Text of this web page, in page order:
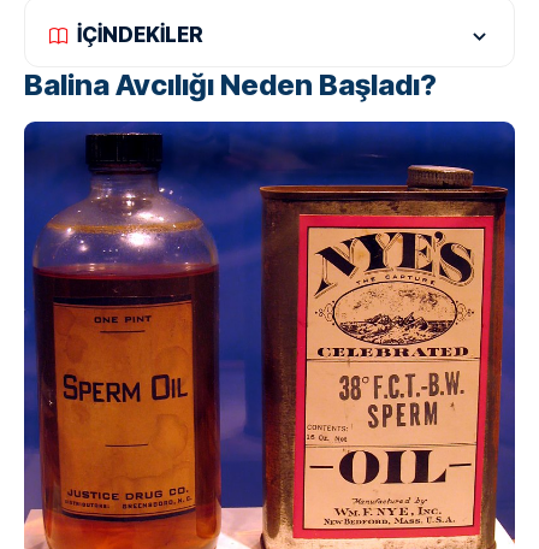
İÇİNDEKİLER
Balina Avcılığı Neden Başladı?